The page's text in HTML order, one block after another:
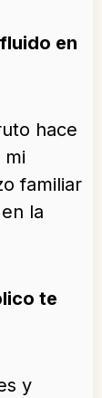
en
hace
mi
familiar
la
te
y